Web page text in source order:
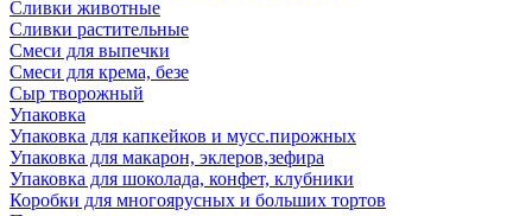
Сливки животные
Сливки растительные
Смеси для выпечки
Смеси для крема, безе
Сыр творожный
Упаковка
Упаковка для капкейков и мусс.пирожных
Упаковка для макарон, эклеров,зефира
Упаковка для шоколада, конфет, клубники
Коробки для многоярусных и больших тортов